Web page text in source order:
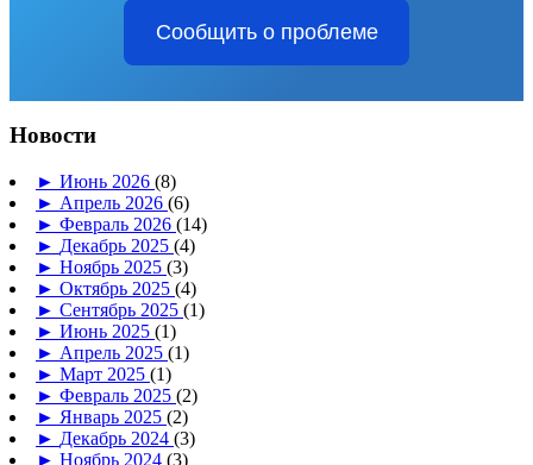
Сообщить о проблеме
Новости
► Июнь 2026 (8)
► Апрель 2026 (6)
► Февраль 2026 (14)
► Декабрь 2025 (4)
► Ноябрь 2025 (3)
► Октябрь 2025 (4)
► Сентябрь 2025 (1)
► Июнь 2025 (1)
► Апрель 2025 (1)
► Март 2025 (1)
► Февраль 2025 (2)
► Январь 2025 (2)
► Декабрь 2024 (3)
► Ноябрь 2024 (3)